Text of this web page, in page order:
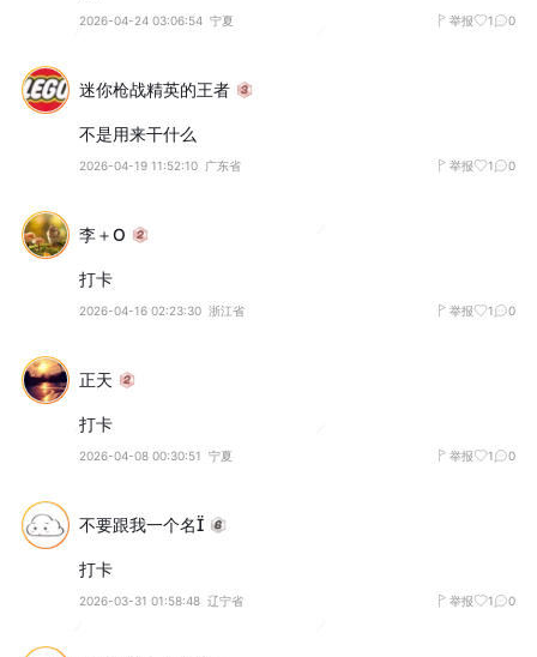
2026-04-24 03:06:54 宁夏 举报 1 0
迷你枪战精英的王者
不是用来干什么
2026-04-19 11:52:10 广东省 举报 1 0
李＋O
打卡
2026-04-16 02:23:30 浙江省 举报 1 0
正天
打卡
2026-04-08 00:30:51 宁夏 举报 1 0
不要跟我一个名
打卡
2026-03-31 01:58:48 辽宁省 举报 1 0